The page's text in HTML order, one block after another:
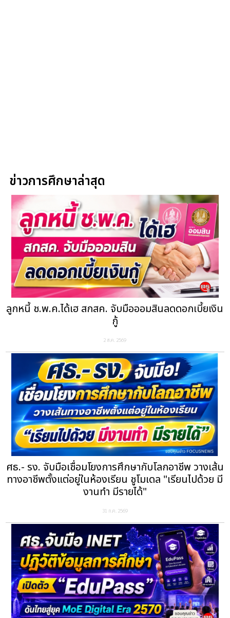
ข่าวการศึกษาล่าสุด
ลูกหนี้ ช.พ.ค.ได้เฮ สกสค. จับมือออมสินลดดอกเบี้ยเงิน
กู้
2 ส.ค. 2569
ศธ.- รง. จับมือเชื่อมโยงการศึกษากับโลกอาชีพ วางเส้น
ทางอาชีพตั้งแต่อยู่ในห้องเรียน ชูโมเดล "เรียนไปด้วย มี
งานทำ มีรายได้"
31 ก.ค. 2569